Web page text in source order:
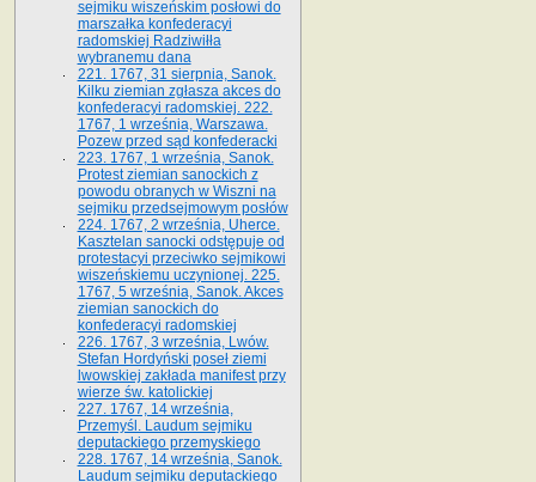
sejmiku wiszeńskim posłowi do
marszałka konfe­deracyi
radomskiej Radziwiłła
wybranemu dana
221. 1767, 31 sierpnia, Sanok.
Kilku ziemian zgłasza akces do
konfederacyi radomskiej. 222.
1767, 1 września, Warszawa.
Pozew przed sąd konfederacki
223. 1767, 1 września, Sanok.
Protest ziemian sanockich z
powodu obranych w Wiszni na
sejmiku przedsejmo­wym posłów
224. 1767, 2 września, Uherce.
Kasztelan sanocki odstępuje od
protestacyi przeciwko sejmikowi
wiszeńskiemu uczynionej. 225.
1767, 5 września, Sanok. Akces
ziemian sanockich do
konfederacyi radomskiej
226. 1767, 3 września, Lwów.
Stefan Hordyński poseł ziemi
lwowskiej zakłada manifest przy
wierze św. ka­tolickiej
227. 1767, 14 września,
Przemyśl. Laudum sejmiku
deputackiego przemyskiego
228. 1767, 14 września, Sanok.
Laudum sejmiku deputackiego